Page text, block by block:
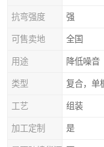
抗弯强度 强
可售卖地 全国
用途 降低噪音
类型 复合，单
工艺 组装
加工定制 是